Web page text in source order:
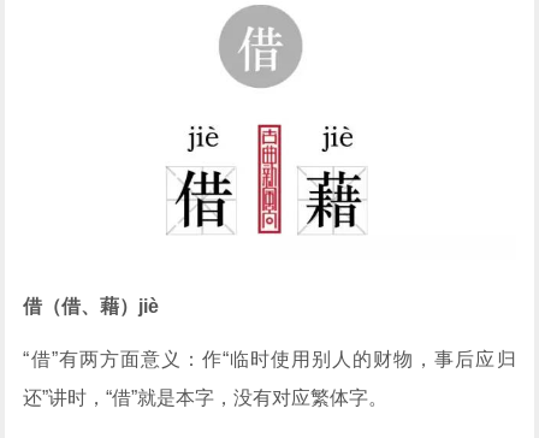
借（借、藉）jiè
“借”有两方面意义：作“临时使用别人的财物，事后应归
还”讲时，“借”就是本字，没有对应繁体字。